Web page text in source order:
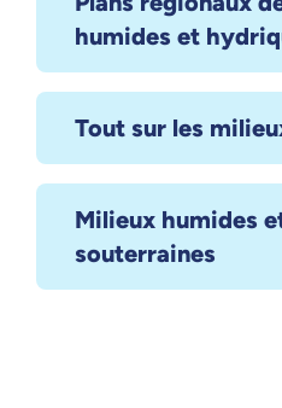
humides et
Tout sur les
Milieux humides
souterraines